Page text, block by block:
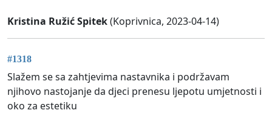
Kristina Ružić Spitek(Koprivnica, 2023-04-14)
#1318
Slažem se sa zahtjevima nastavnika i podržavam
njihovo nastojanje da djeci prenesu ljepotu umjetnosti i
oko za estetiku